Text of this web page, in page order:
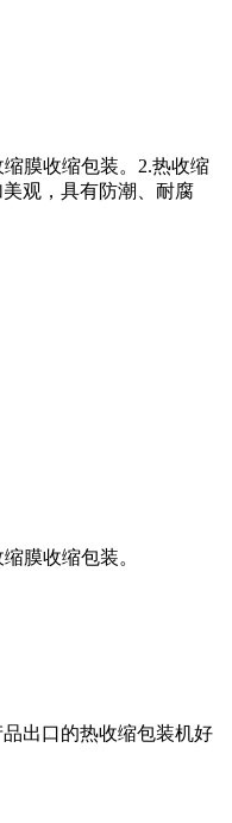
膜收缩包装。2.热收缩
观，具有防潮、耐腐
膜收缩包装。
出口的热收缩包装机好